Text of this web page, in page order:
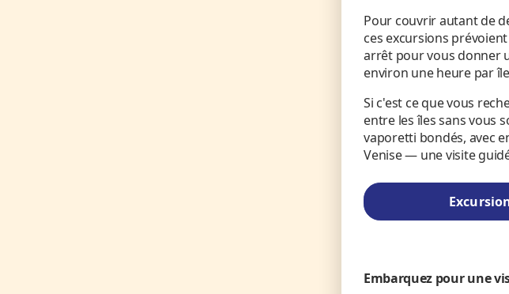
Pour couvrir autant de
ces excursions
arrêt pour vous donner
environ une heure par
Si c'est ce que vous
entre les îles sans vous
vaporetti bondés, avec
Venise — une visite
Embarquez pour une